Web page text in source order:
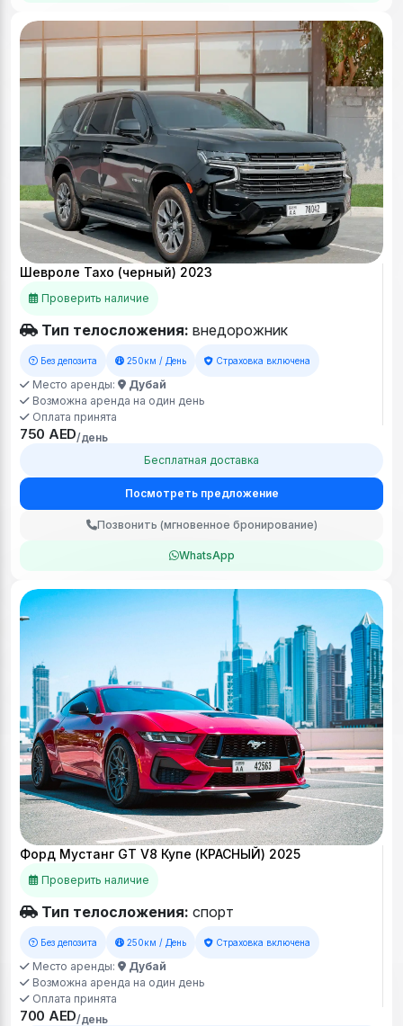
Шевроле Тахо (черный) 2023
Проверить наличие
Тип телосложения: внедорожник
Без депозита 250км / День Страховка включена
Место аренды:
Дубай
Возможна аренда на один день
Оплата принята
750 AED/день
Бесплатная доставка
Посмотреть предложение
Позвонить (мгновенное бронирование)
WhatsApp
Форд Мустанг GT V8 Купе (КРАСНЫЙ) 2025
Проверить наличие
Тип телосложения: спорт
Без депозита 250км / День Страховка включена
Место аренды:
Дубай
Возможна аренда на один день
Оплата принята
700 AED/день